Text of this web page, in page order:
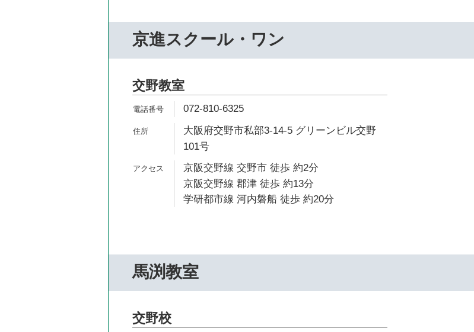
京進スクール・ワン
交野教室
072-810-6325
大阪府交野市私部3-14-5 グリーンビル交野
101号
京阪交野線 交野市 徒歩 約2分
京阪交野線 郡津 徒歩 約13分
学研都市線 河内磐船 徒歩 約20分
馬渕教室
交野校